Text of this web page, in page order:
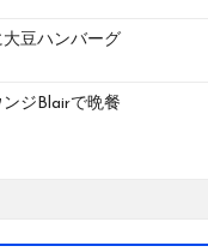
豆ハンバーグ
ジBlairで晩餐